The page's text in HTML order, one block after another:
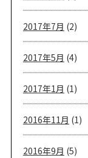
2017年7月 (2)
2017年5月 (4)
2017年1月 (1)
2016年11月 (1)
2016年9月 (5)